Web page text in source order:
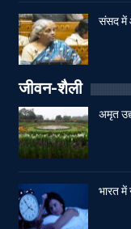
संसद में
जीवन-शैली
अमृत
भारत